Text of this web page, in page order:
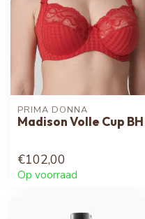
PRIMA DONNA
Madison Volle Cup BH
€102,00
Op voorraad